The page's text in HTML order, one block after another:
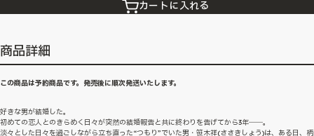
カートに入れる
商品詳細
この商品は予約商品です。発売後に順次発送いたします。
好きな男が結婚した。
初めての恋人とのきらめく日々が突然の結婚報告と共に終わりを告げてから3年――。
淡々とした日々を過ごしながら立ち直った“つもり”でいた男・笹木祥(ささきしょう)は、ある日、